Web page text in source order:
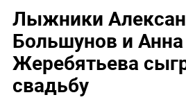
Лыжники
Большунов и Анна
Жеребятьева
свадьбу